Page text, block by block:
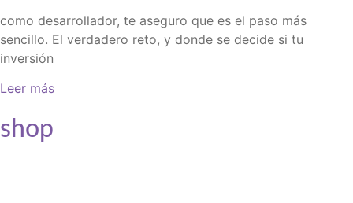
como desarrollador, te aseguro que es el paso más
sencillo. El verdadero reto, y donde se decide si tu
inversión
Leer más
shop